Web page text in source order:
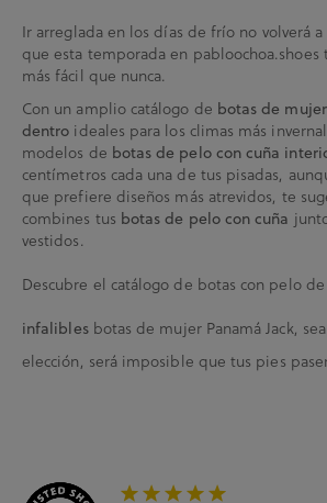
Ir arreglada en los días de frío no volverá
que esta temporada en
más fácil que nunca.
Con un amplio catálogo de botas de
dentro ideales para los climas más
modelos de botas de pelo con cuña
centímetros cada una de tus pisadas,
que prefiere diseños más atrevidos, te
combines tus botas de pelo con cuña
vestidos.
Descubre el catálogo de botas con pelo
infalibles botas de mujer Panamá Jack,
elección, será imposible que tus pies